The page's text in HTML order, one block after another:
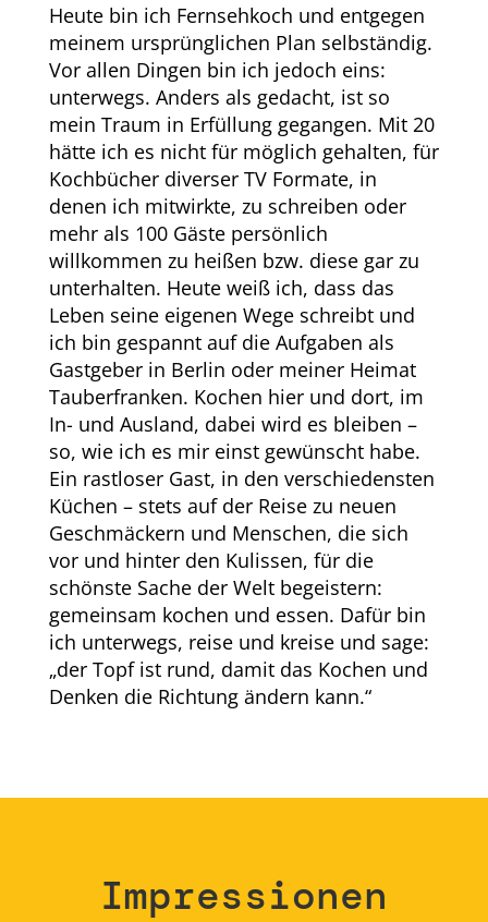
Heute bin ich Fernsehkoch und entgegen
meinem ursprünglichen Plan selbständig.
Vor allen Dingen bin ich jedoch eins:
unterwegs. Anders als gedacht, ist so
mein Traum in Erfüllung gegangen. Mit 20
hätte ich es nicht für möglich gehalten, für
Kochbücher diverser TV Formate, in
denen ich mitwirkte, zu schreiben oder
mehr als 100 Gäste persönlich
willkommen zu heißen bzw. diese gar zu
unterhalten. Heute weiß ich, dass das
Leben seine eigenen Wege schreibt und
ich bin gespannt auf die Aufgaben als
Gastgeber in Berlin oder meiner Heimat
Tauberfranken. Kochen hier und dort, im
In- und Ausland, dabei wird es bleiben –
so, wie ich es mir einst gewünscht habe.
Ein rastloser Gast, in den verschiedensten
Küchen – stets auf der Reise zu neuen
Geschmäckern und Menschen, die sich
vor und hinter den Kulissen, für die
schönste Sache der Welt begeistern:
gemeinsam kochen und essen. Dafür bin
ich unterwegs, reise und kreise und sage:
„der Topf ist rund, damit das Kochen und
Denken die Richtung ändern kann.“
Impressionen